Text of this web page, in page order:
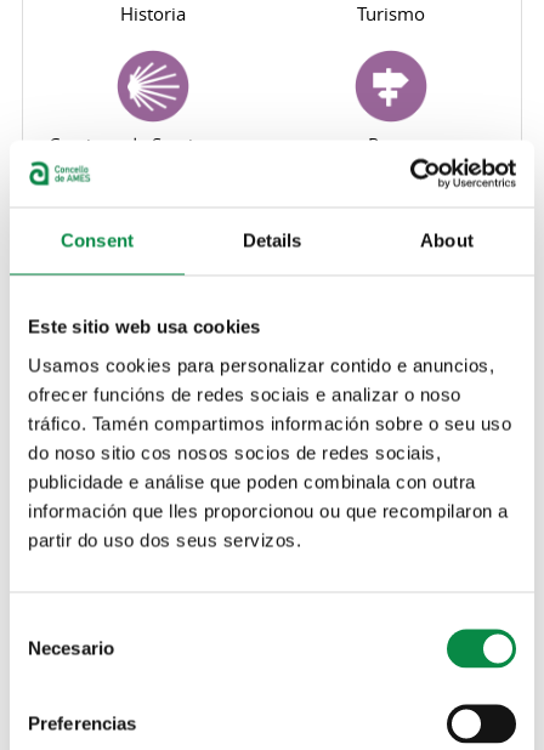
Consent Details About
Este sitio web usa cookies
Usamos cookies para personalizar contido e anuncios,
ofrecer funcións de redes sociais e analizar o noso
tráfico. Tamén compartimos información sobre o seu uso
do noso sitio cos nosos socios de redes sociais,
publicidade e análise que poden combinala con outra
información que lles proporcionou ou que recompilaron a
partir do uso dos seus servizos.
Selection
Necesario
Preferencias
Historia Turismo
Caminos de Santiago por
tierras de Ames
Rutas
Toponimia
Patrimonio histórico-
artístico
público pola prestación do